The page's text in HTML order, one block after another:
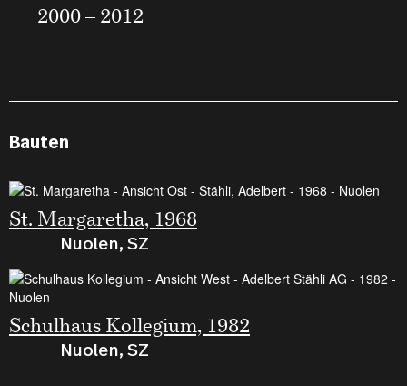
2000 – 2012
Bauten
St. Margaretha, 1968
Nuolen, SZ
Schulhaus Kollegium, 1982
Nuolen, SZ